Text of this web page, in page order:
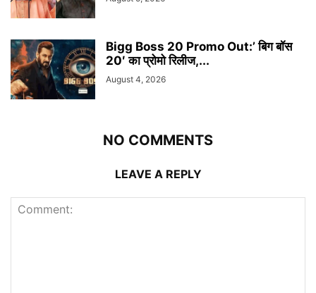
Bigg Boss 20 Promo Out:’ बिग बॉस
20′ का प्रोमो रिलीज,...
August 4, 2026
NO COMMENTS
LEAVE A REPLY